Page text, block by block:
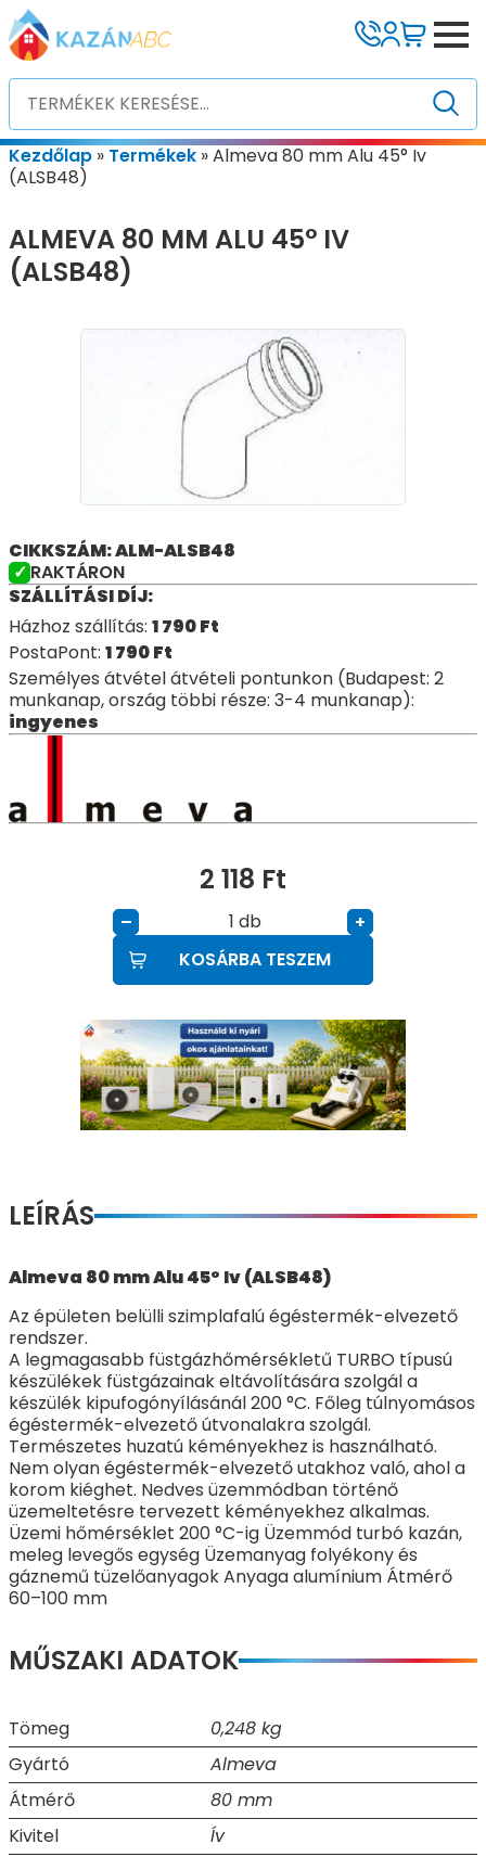
Kezdőlap » Termékek »Almeva 80 mm Alu 45° Iv
(ALSB48)
ALMEVA 80 MM ALU 45° IV
(ALSB48)
CIKKSZÁM: ALM-ALSB48
RAKTÁRON
SZÁLLÍTÁSI DÍJ:
Házhoz szállítás: 1 790Ft
PostaPont: 1 790Ft
Személyes átvétel átvételi pontunkon (Budapest: 2
munkanap, ország többi része: 3-4 munkanap):
ingyenes
2 118 Ft
– db
+
KOSÁRBA TESZEM
LEÍRÁS
Almeva 80 mm Alu 45° Iv (ALSB48)
Az épületen belülli szimplafalú égéstermék-elvezető
rendszer.
A legmagasabb füstgázhőmérsékletű TURBO típusú
készülékek füstgázainak eltávolítására szolgál a
készülék kipufogónyílásánál 200 °C. Főleg túlnyomásos
égéstermék-elvezető útvonalakra szolgál.
Természetes huzatú kéményekhez is használható.
Nem olyan égéstermék-elvezető utakhoz való, ahol a
korom kiéghet. Nedves üzemmódban történő
üzemeltetésre tervezett kéményekhez alkalmas.
Üzemi hőmérséklet 200 °C-ig Üzemmód turbó kazán,
meleg levegős egység Üzemanyag folyékony és
gáznemű tüzelőanyagok Anyaga alumínium Átmérő
60–100 mm
MŰSZAKI ADATOK
Tömeg
0,248 kg
Gyártó
Almeva
Átmérő
80 mm
Kivitel
Ív